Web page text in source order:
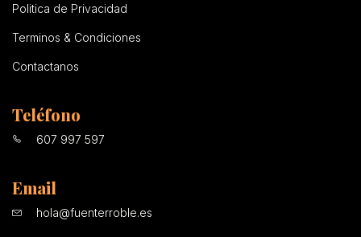
Politica de Privacidad
Terminos & Condiciones
Contactanos
Teléfono
607 997 597
Email
hola@fuenterroble.es